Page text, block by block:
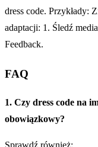
dress code. Przykłady:
adaptacji: 1. Śledź
Feedback.
FAQ
1. Czy dress code na
obowiązkowy?